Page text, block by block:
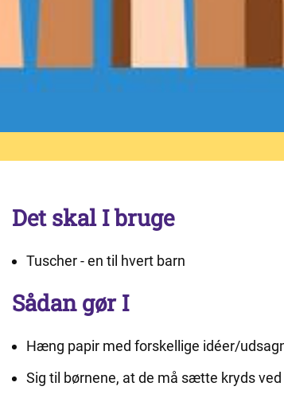
Det skal I bruge
Tuscher - en til hvert barn
Sådan gør I
Hæng papir med forskellige idéer/
Sig til børnene, at de må sætte kryds